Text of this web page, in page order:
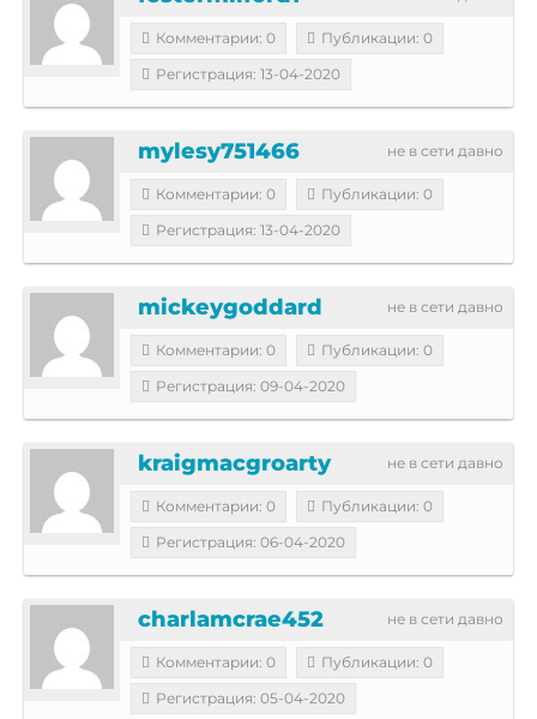
Комментарии: 0
Публикации: 0
Регистрация: 13-04-2020
не в сети давно
mylesy751466
Комментарии: 0
Публикации: 0
Регистрация: 13-04-2020
не в сети давно
mickeygoddard
Комментарии: 0
Публикации: 0
Регистрация: 09-04-2020
не в сети давно
kraigmacgroarty
Комментарии: 0
Публикации: 0
Регистрация: 06-04-2020
не в сети давно
charlamcrae452
Комментарии: 0
Публикации: 0
Регистрация: 05-04-2020